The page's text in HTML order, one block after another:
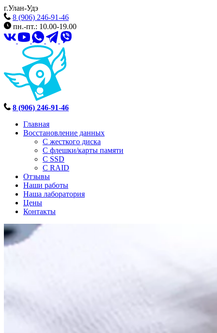
г.Улан-Удэ
8 (906) 246-91-46
пн.-пт.: 10.00-19.00
8 (906) 246-91-46
Главная
Восстановление данных
С жесткого диска
С флешки/карты памяти
С SSD
С RAID
Отзывы
Наши работы
Наша лаборатория
Цены
Контакты